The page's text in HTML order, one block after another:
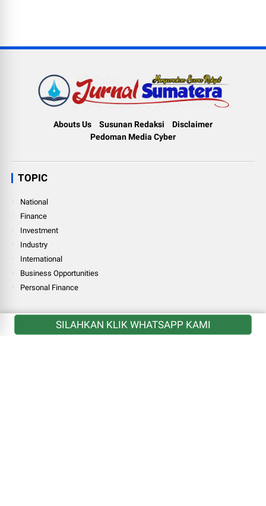
SILAHKAN KLIK WHATSAPP KAMI
Abouts Us Susunan Redaksi
Disclaimer
Pedoman Media Cyber
TOPIC
National
Finance
Investment
Industry
International
Business Opportunities
Personal Finance
LINK